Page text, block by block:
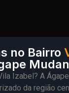
no Bairro
Izabel? A
da região